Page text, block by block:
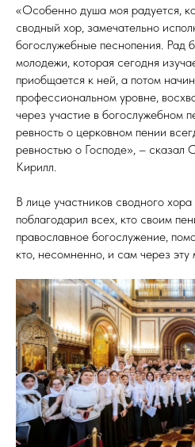
«Особенно душа моя радуется,
сводный хор, замечательно
богослужебные песнопения. Рад
молодежи, которая сегодня
приобщается к ней, а потом
профессиональном уровне,
через участие в богослужебном
ревность о церковном пении
ревностью о Господе», – сказал
Кирилл.
В лице участников сводного
поблагодарил всех, кто своим
православное богослужение,
кто, несомненно, и сам через эту